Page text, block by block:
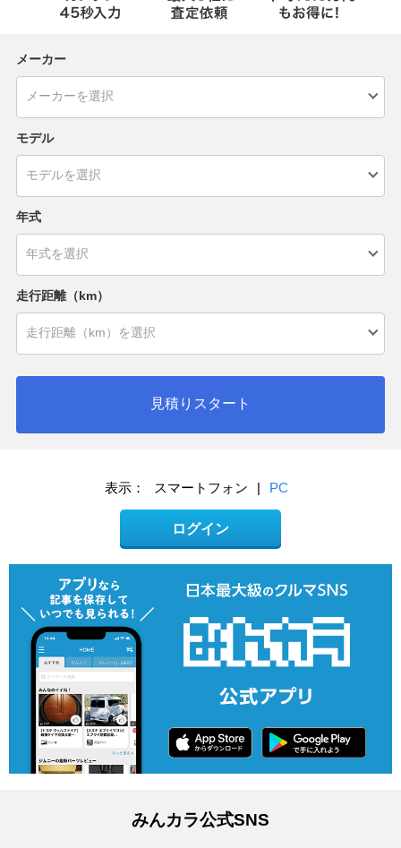
メーカー
モデル
年式
走行距離（km）
見積りスタート
表示： スマートフォン | PC
ログイン
みんカラ公式SNS